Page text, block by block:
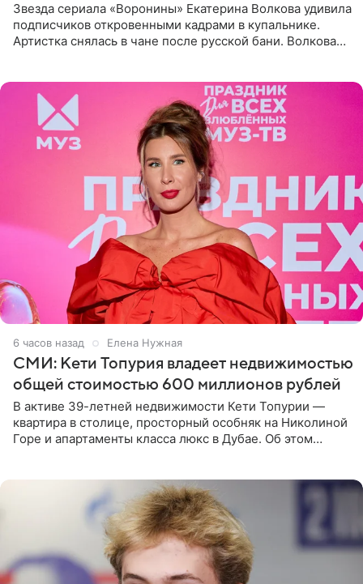
Звезда сериала «Воронины» Екатерина Волкова удивила
подписчиков откровенными кадрами в купальнике.
Артистка снялась в чане после русской бани. Волкова
6 часов назад Елена Нужная
СМИ: Кети Топурия владеет недвижимостью
общей стоимостью 600 миллионов рублей
В активе 39-летней недвижимости Кети Топурии —
квартира в столице, просторный особняк на Николиной
Горе и апартаменты класса люкс в Дубае. Об этом